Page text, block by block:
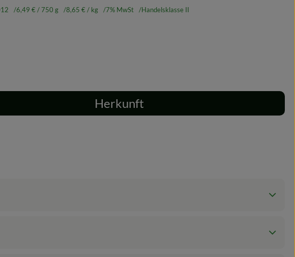
6,49 € / 750 g 8,65 € / kg 7% MwSt Handelsklasse II
Herkunft